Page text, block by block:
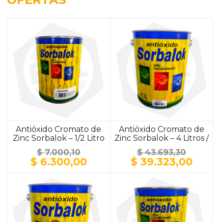
Antióxido Cromato de
Zinc Sorbalok – 1/2 Litro
/ ALUMINIO
$7.000,10
El
precio
original
era:
$ 7.000,10.
$ 6.300,00El
es:
$ 6.300,00.
Antióxido Cromato de
Zinc Sorbalok – 4 Litros /
$43.693,30
El
precio
era:
$ 43.693,30.
$ 39.323,00El